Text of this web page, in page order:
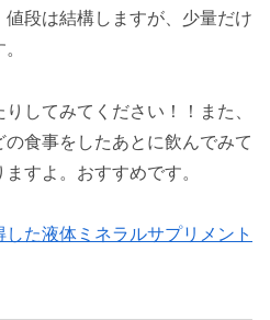
段は結構しますが、少量だけ
してみてください！！また、
食事をしたあとに飲んでみて
すよ。おすすめです。
た液体ミネラルサプリメント